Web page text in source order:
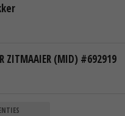
ZITMAAIER (MID) #692919